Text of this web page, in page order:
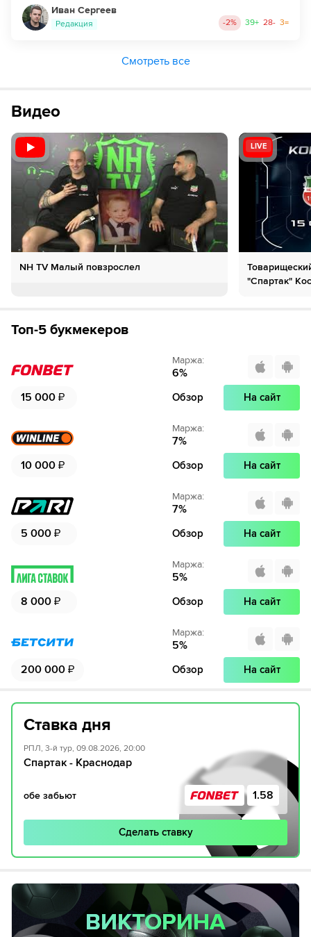
Иван Сергеев
Редакция -2% 39+ 28- 3=
Смотреть все
Видео
NH TV Малый повзрослел
LIVE
"Спартак"
Топ-5 букмекеров
15 000 ₽
Маржа:
6%
Обзор На сайт
10 000 ₽
Маржа:
7%
Обзор На сайт
5 000 ₽
Маржа:
7%
Обзор На сайт
8 000 ₽
Маржа:
5%
Обзор На сайт
200 000 ₽
Маржа:
5%
Обзор На сайт
Ставка дня
РПЛ, 3-й тур, 09.08.2026, 20:00
Спартак - Краснодар
обе забьют 1.58
Сделать ставку
ВИКТОРИНА
ВИКТОРИНА